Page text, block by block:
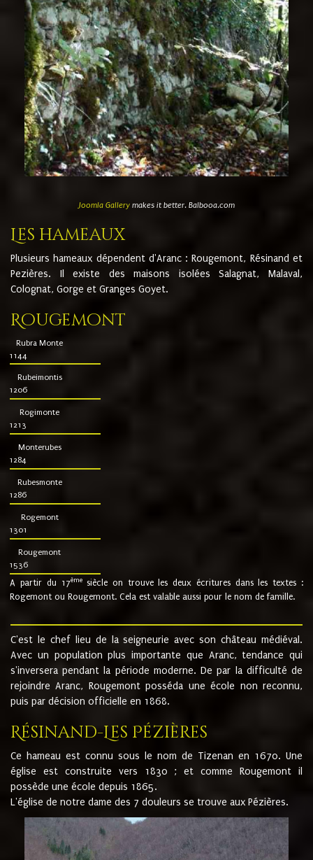
Joomla Gallerymakes it better. Balbooa.com
Les hameaux
Plusieurs hameaux dépendent d'Aranc : Rougemont, Résinand et
Pezières. Il existe des maisons isolées Salagnat, Malaval,
Colognat, Gorge et Granges Goyet.
Rougemont
Rubra Monte
1144
Rubeimontis
1206
Rogimonte
1213
Monterubes
1284
Rubesmonte
1286
Rogemont
1301
Rougemont
1536
A partir du 17ème siècle on trouve les deux écritures dans les textes :
Rogemont ou Rougemont. Cela est valable aussi pour le nom de famille.
C'est le chef lieu de la seigneurie avec son château médiéval.
Avec un population plus importante que Aranc, tendance qui
s'inversera pendant la période moderne. De par la difficulté de
rejoindre Aranc, Rougemont posséda une école non reconnu,
puis par décision officielle en 1868.
Résinand-Les Pézières
Ce hameau est connu sous le nom de Tizenan en 1670. Une
église est construite vers 1830 ; et comme Rougemont il
possède une école depuis 1865.
L'église de notre dame des 7 douleurs se trouve aux Pézières.